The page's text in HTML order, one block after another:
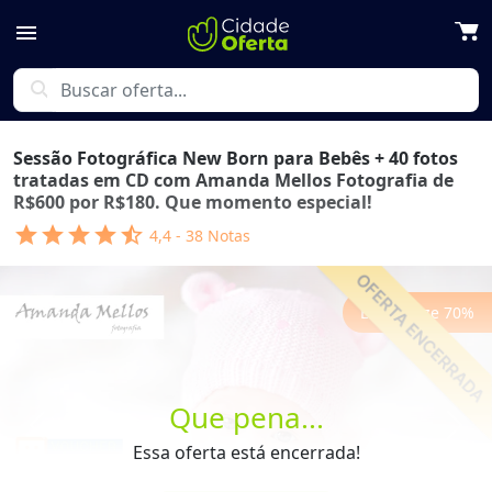
menu
search
Que pena...
Essa oferta está encerrada!
Sessão Fotográfica New Born para Bebês + 40 fotos
tratadas em CD com Amanda Mellos Fotografia de
R$600 por R$180. Que momento especial!
starstarstarstarstar_half 4,4 - 38 Notas
Economize 70%